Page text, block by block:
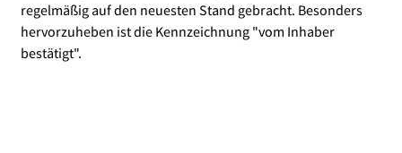
regelmäßig auf den neuesten Stand gebracht. Besonders
hervorzuheben ist die Kennzeichnung "vom Inhaber
bestätigt".